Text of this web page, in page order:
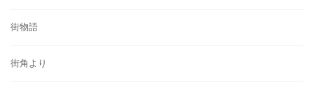
街物語
街角より